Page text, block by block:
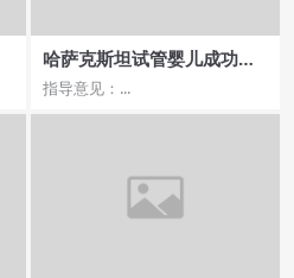
哈萨克斯坦试管婴儿成功率
解析及医院选择
指导意见：...